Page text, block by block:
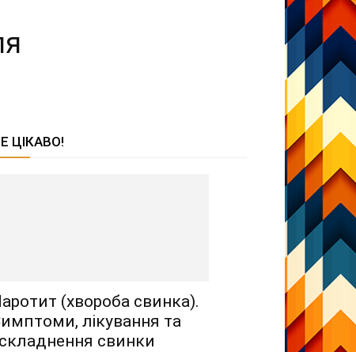
ЦІКАВО!
(хвороба свинка).
лікування та
свинки